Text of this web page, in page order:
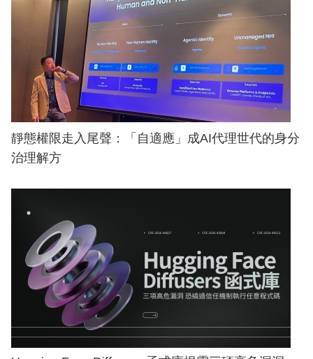
靜態權限走入尾聲：「自適應」成AI代理世代的身分
治理解方